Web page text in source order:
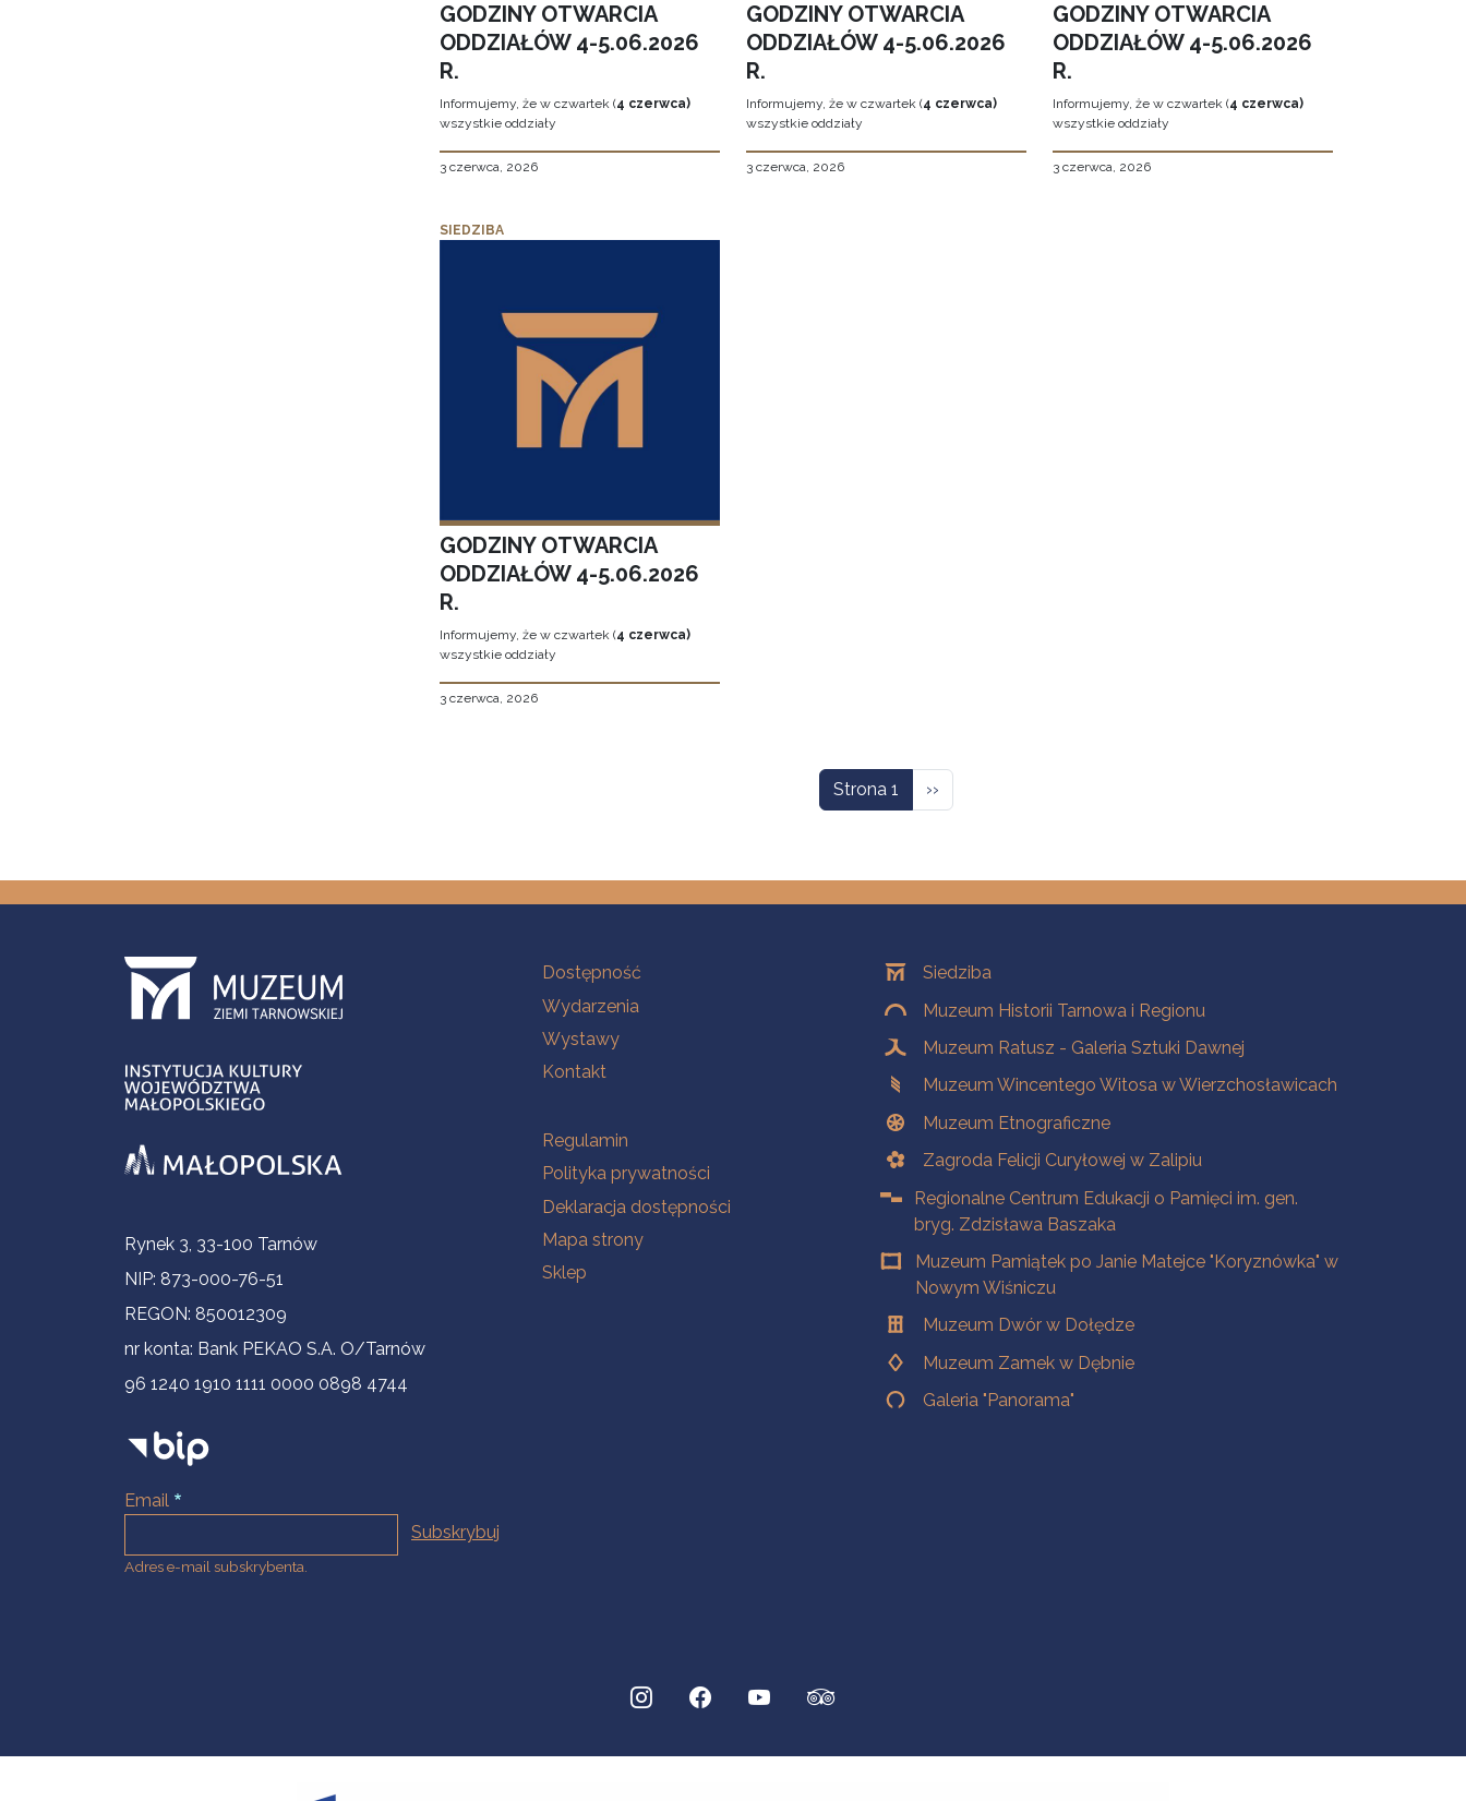
GODZINY OTWARCIA
ODDZIAŁÓW 4-5.06.2026
R.
Informujemy, że w czwartek (4 czerwca)
wszystkie oddziały
3 czerwca, 2026
GODZINY OTWARCIA
ODDZIAŁÓW 4-5.06.2026
R.
Informujemy, że w czwartek (4 czerwca)
wszystkie oddziały
3 czerwca, 2026
GODZINY OTWARCIA
ODDZIAŁÓW 4-5.06.2026
R.
Informujemy, że w czwartek (4 czerwca)
wszystkie oddziały
3 czerwca, 2026
SIEDZIBA
GODZINY OTWARCIA
ODDZIAŁÓW 4-5.06.2026
R.
Informujemy, że w czwartek (4 czerwca)
wszystkie oddziały
3 czerwca, 2026
Strona 1 Następna strona
››
Informacje kontaktowe
Rynek 3, 33-100 Tarnów
NIP: 873-000-76-51
REGON: 850012309
nr konta: Bank PEKAO S.A. O/Tarnów
96 1240 1910 1111 0000 0898 4744
Email
Adres e-mail subskrybenta.
Na skróty
Dostępność
Wydarzenia
Wystawy
Kontakt
Na skróty
Regulamin
Polityka prywatności
Deklaracja dostępności
Mapa strony
Sklep
OddziałySiedziba
Muzeum Historii Tarnowa i Regionu
Muzeum Ratusz - Galeria Sztuki Dawnej
Muzeum Wincentego Witosa w Wierzchosławicach
Muzeum Etnograficzne
Zagroda Felicji Curyłowej w Zalipiu
Regionalne Centrum Edukacji o Pamięci im. gen.
bryg. Zdzisława Baszaka
Muzeum Pamiątek po Janie Matejce "Koryznówka" w
Nowym Wiśniczu
Muzeum Dwór w Dołędze
Muzeum Zamek w Dębnie
Galeria "Panorama"